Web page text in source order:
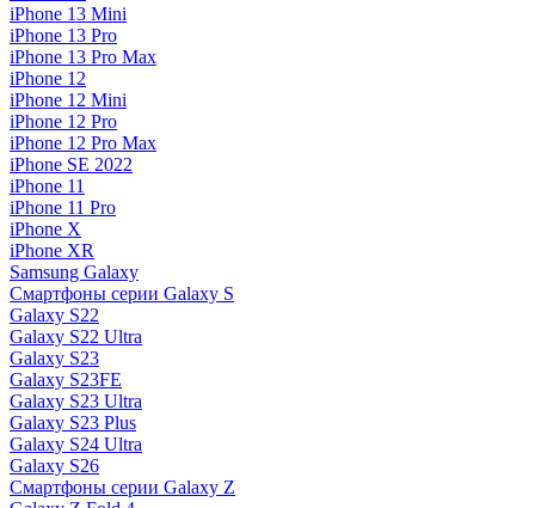
iPhone 13 Mini
iPhone 13 Pro
iPhone 13 Pro Max
iPhone 12
iPhone 12 Mini
iPhone 12 Pro
iPhone 12 Pro Max
iPhone SE 2022
iPhone 11
iPhone 11 Pro
iPhone X
iPhone XR
Samsung Galaxy
Смартфоны серии Galaxy S
Galaxy S22
Galaxy S22 Ultra
Galaxy S23
Galaxy S23FE
Galaxy S23 Ultra
Galaxy S23 Plus
Galaxy S24 Ultra
Galaxy S26
Смартфоны серии Galaxy Z